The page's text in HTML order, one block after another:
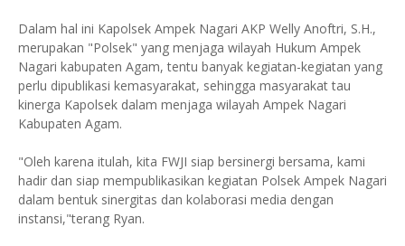
Dalam hal ini Kapolsek Ampek Nagari AKP Welly Anoftri, S.H.,
merupakan "Polsek" yang menjaga wilayah Hukum Ampek
Nagari kabupaten Agam, tentu banyak kegiatan-kegiatan yang
perlu dipublikasi kemasyarakat, sehingga masyarakat tau
kinerga Kapolsek dalam menjaga wilayah Ampek Nagari
Kabupaten Agam.
"Oleh karena itulah, kita FWJI siap bersinergi bersama, kami
hadir dan siap mempublikasikan kegiatan Polsek Ampek Nagari
dalam bentuk sinergitas dan kolaborasi media dengan
instansi,"terang Ryan.